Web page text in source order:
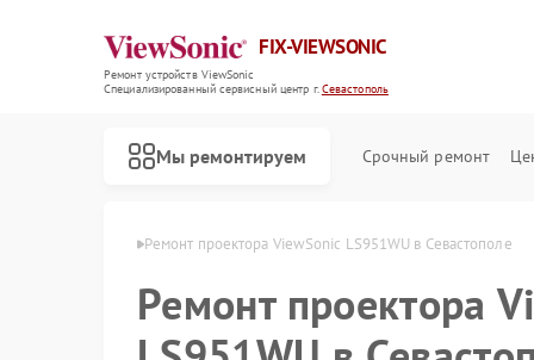
FIX-VIEWSONIC
Ремонт устройств ViewSonic
Специализированный cервисный центр г.Севастополь
Мы ремонтируем Срочный ремонт
Ремонт проектора ViewSonic LS951WU в Севастополе
Ремонт проектора